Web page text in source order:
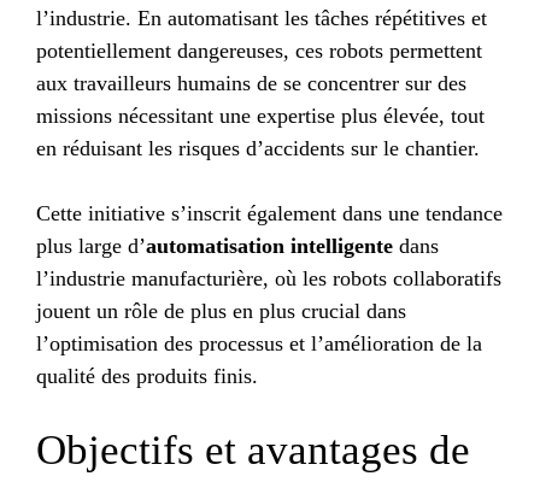
l’industrie. En automatisant les tâches répétitives et
potentiellement dangereuses, ces robots permettent
aux travailleurs humains de se concentrer sur des
missions nécessitant une expertise plus élevée, tout
en réduisant les risques d’accidents sur le chantier.
Cette initiative s’inscrit également dans une tendance
plus large d’automatisation intelligente dans
l’industrie manufacturière, où les robots collaboratifs
jouent un rôle de plus en plus crucial dans
l’optimisation des processus et l’amélioration de la
qualité des produits finis.
Objectifs et avantages de